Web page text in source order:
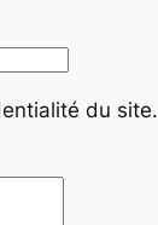
du site.